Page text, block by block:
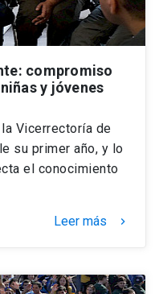
compromiso
y jóvenes
Vicerrectoría de
su primer año, y lo
el conocimiento
Leer más keyboard_arrow_right